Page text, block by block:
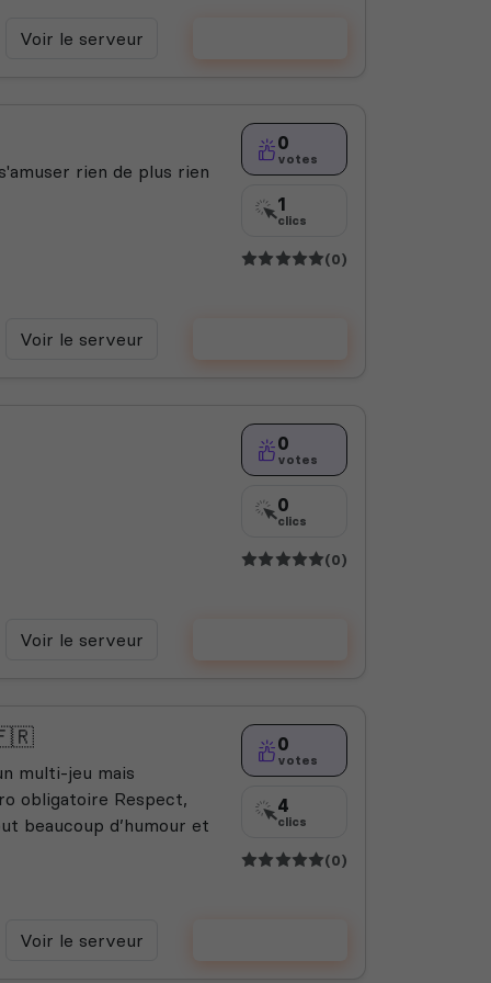
Voir le serveur
rien de plus rien
0
votes
1
clics
(0)
Voir le serveur
0
votes
0
clics
(0)
Voir le serveur
multi-jeu mais
obligatoire Respect,
beaucoup d’humour et
0
votes
4
clics
(0)
Voir le serveur